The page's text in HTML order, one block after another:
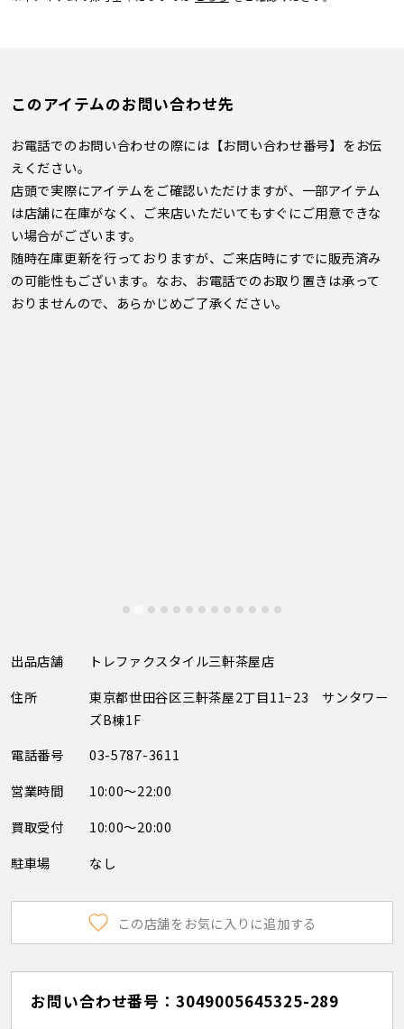
このアイテムのお問い合わせ先
お電話でのお問い合わせの際には【お問い合わせ番号】をお伝
えください。
店頭で実際にアイテムをご確認いただけますが、一部アイテム
は店舗に在庫がなく、ご来店いただいてもすぐにご用意できな
い場合がございます。
随時在庫更新を行っておりますが、ご来店時にすでに販売済み
の可能性もございます。なお、お電話でのお取り置きは承って
おりませんので、あらかじめご了承ください。
出品店舗
トレファクスタイル三軒茶屋店
住所
東京都世田谷区三軒茶屋2丁目11−23 サンタワー
ズB棟1F
電話番号
03-5787-3611
営業時間
10:00～22:00
買取受付
10:00～20:00
駐車場
なし
この店舗をお気に入りに追加する
お問い合わせ番号：3049005645325-289